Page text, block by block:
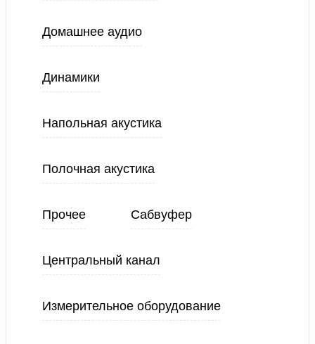
Домашнее аудио
Динамики
Напольная акустика
Полочная акустика
Прочее Сабвуфер
Центральный канал
Измерительное оборудование